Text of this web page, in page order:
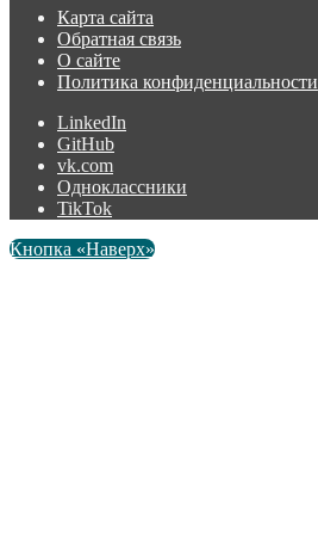
Карта сайта
Обратная связь
О сайте
Политика конфиденциальности
LinkedIn
GitHub
vk.com
Одноклассники
TikTok
Кнопка «Наверх»